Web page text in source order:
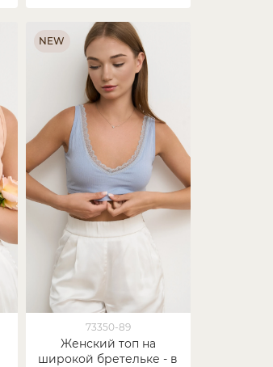
NEW
73350-89
Женский топ на
широкой бретельке - в